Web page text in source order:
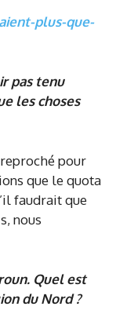
plus-que-
pas tenu
les choses
pour
que le quota
faudrait que
nous
Quel est
du Nord ?